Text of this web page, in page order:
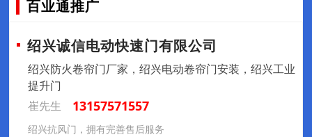
百业通推广
绍兴诚信电动快速门有限公司
绍兴防火卷帘门厂家，绍兴电动卷帘门安装，绍兴工业
提升门
崔先生
13157571557
绍兴抗风门，拥有完善售后服务